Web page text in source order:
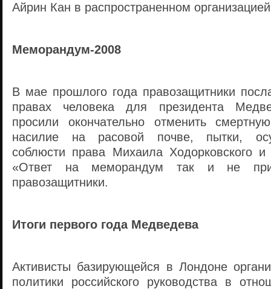
Айрин Кан в распространенном
Меморандум-2008
В мае прошлого года правозащитники
правах человека для президента
просили окончательно отменить
насилие на расовой почве, пытки,
соблюсти права Михаила Ходорковского
«Ответ на меморандум так и не
правозащитники.
Итоги первого года Медведева
Активисты базирующейся в Лондоне
политики российского руководства в